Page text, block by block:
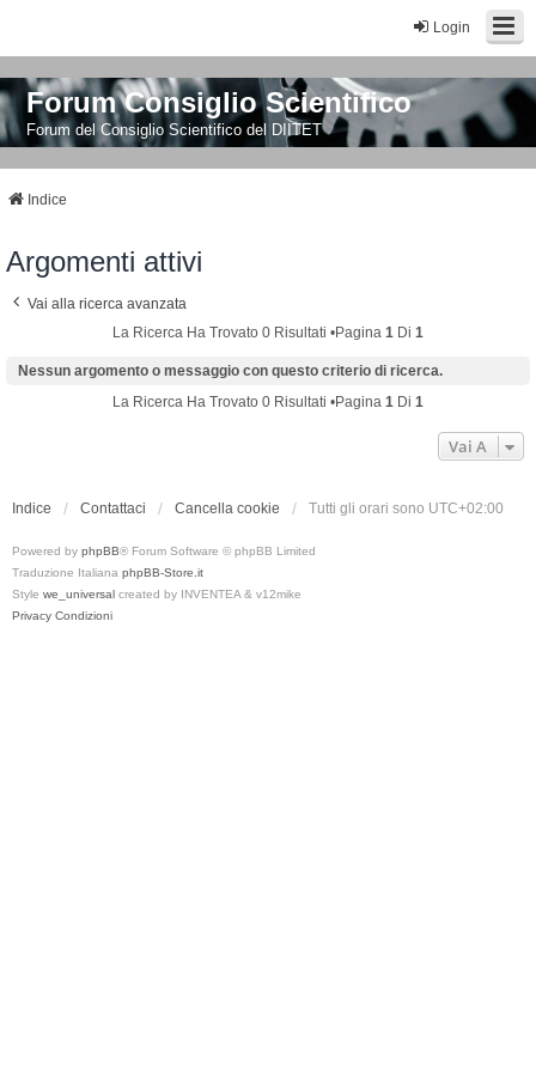
Login
Forum Consiglio Scientifico
Forum del Consiglio Scientifico del DIITET
Indice
Argomenti attivi
Vai alla ricerca avanzata
La Ricerca Ha Trovato 0 Risultati •Pagina 1 Di 1
Nessun argomento o messaggio con questo criterio di ricerca.
La Ricerca Ha Trovato 0 Risultati •Pagina 1 Di 1
Vai A
Indice Contattaci Cancella cookie Tutti gli orari sono UTC+02:00
Powered by phpBB® Forum Software © phpBB Limited
Traduzione Italiana phpBB-Store.it
Style we_universal created by INVENTEA & v12mike
Privacy Condizioni